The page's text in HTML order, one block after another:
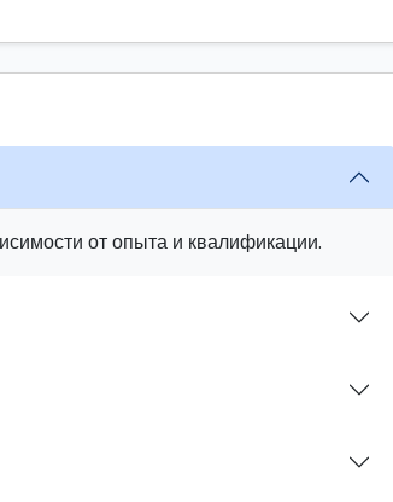
от опыта и квалификации.